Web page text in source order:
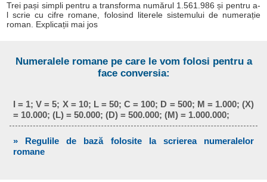
Trei pași simpli pentru a transforma numărul 1.561.986 și pentru a-
l scrie cu cifre romane, folosind literele sistemului de numerație
roman. Explicații mai jos
Numeralele romane pe care le vom folosi pentru a
face conversia:
I = 1; V = 5; X = 10; L = 50; C = 100; D = 500; M = 1.000; (X)
= 10.000; (L) = 50.000; (D) = 500.000; (M) = 1.000.000;
» Regulile de bază folosite la scrierea numeralelor
romane